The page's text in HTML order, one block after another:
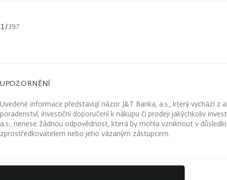
1/397
UPOZORNĚNÍ
Uvedené informace představují názor J&T Banka, a.s., který vychází
poradenství, investiční doporučení k nákupu či prodeji jakýchkoliv
a.s., nenese žádnou odpovědnost, která by mohla vzniknout v
zprostředkovatelem nebo jeho vázaným zástupcem.